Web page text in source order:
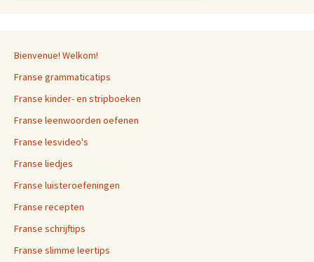
Bienvenue! Welkom!
Franse grammaticatips
Franse kinder- en stripboeken
Franse leenwoorden oefenen
Franse lesvideo's
Franse liedjes
Franse luisteroefeningen
Franse recepten
Franse schrijftips
Franse slimme leertips